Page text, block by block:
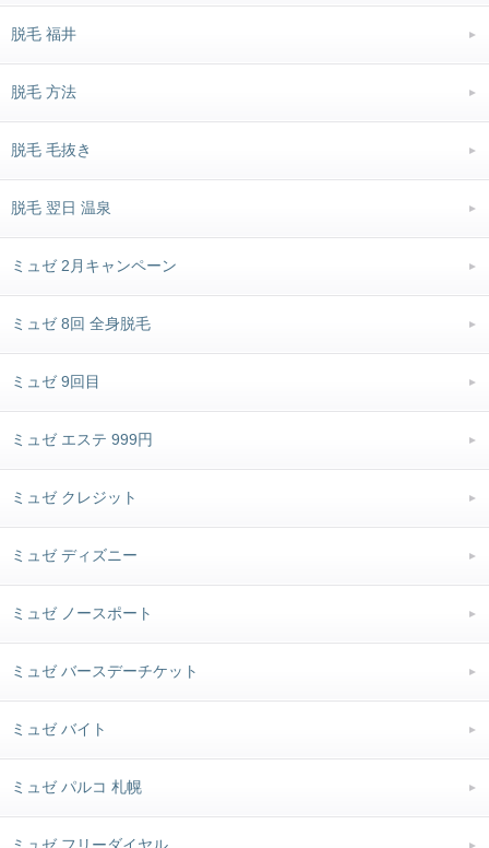
脱毛 福井
脱毛 方法
脱毛 毛抜き
脱毛 翌日 温泉
ミュゼ 2月キャンペーン
ミュゼ 8回 全身脱毛
ミュゼ 9回目
ミュゼ エステ 999円
ミュゼ クレジット
ミュゼ ディズニー
ミュゼ ノースポート
ミュゼ バースデーチケット
ミュゼ バイト
ミュゼ パルコ 札幌